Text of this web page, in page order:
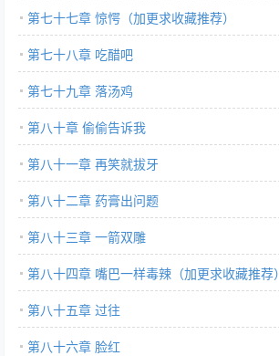
第七十七章 惊愕（加更求收藏推荐）
第七十八章 吃醋吧
第七十九章 落汤鸡
第八十章 偷偷告诉我
第八十一章 再笑就拔牙
第八十二章 药膏出问题
第八十三章 一箭双雕
第八十四章 嘴巴一样毒辣（加更求收藏推荐）
第八十五章 过往
第八十六章 脸红